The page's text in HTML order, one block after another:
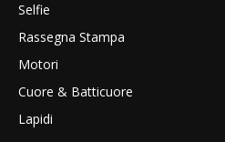
Selfie
Rassegna Stampa
Motori
Cuore & Batticuore
Lapidi